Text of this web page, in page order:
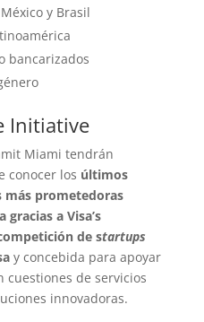
y Brasil
bancarizados
Initiative
Miami tendrán
conocer los últimos
más prometedoras
a Visa’s
de startups
y concebida para apoyar
cuestiones de servicios
innovadoras.